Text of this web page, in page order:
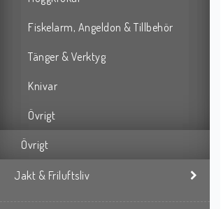
Fiskelarm, Angeldon & Tillbehör
Tänger & Verktyg
Knivar
Övrigt
Övrigt
Jakt & Friluftsliv